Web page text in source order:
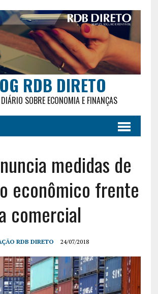
RDB DIRETO
SOBRE ECONOMIA E FINANÇAS
medidas de
econômico frente
comercial
RDB DIRETO 24/07/2018